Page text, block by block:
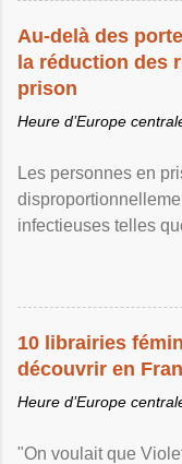
Au-delà des
la réduction des
prison
Heure d’Europe
Les personnes en
infectieuses telles
10 librairies
découvrir en
Heure d’Europe
"On voulait que